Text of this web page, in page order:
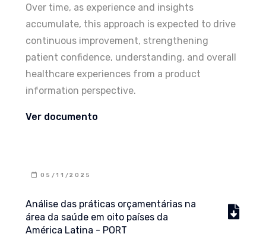
Over time, as experience and insights
accumulate, this approach is expected to drive
continuous improvement, strengthening
patient confidence, understanding, and overall
healthcare experiences from a product
information perspective.
Ver documento
05/11/2025
Análise das práticas orçamentárias na
área da saúde em oito países da
América Latina - PORT